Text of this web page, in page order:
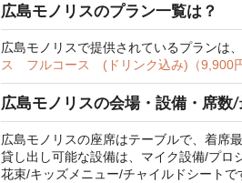
広島モノリスのプラン一覧は？
広島モノリスで提供されているプランは、
ス フルコース (ドリンク込み)（9,900
広島モノリスの会場・設備・席数
広島モノリスの座席はテーブルで、着席
貸し出し可能な設備は、マイク設備/プロ
花束/キッズメニュー/チャイルドシートで